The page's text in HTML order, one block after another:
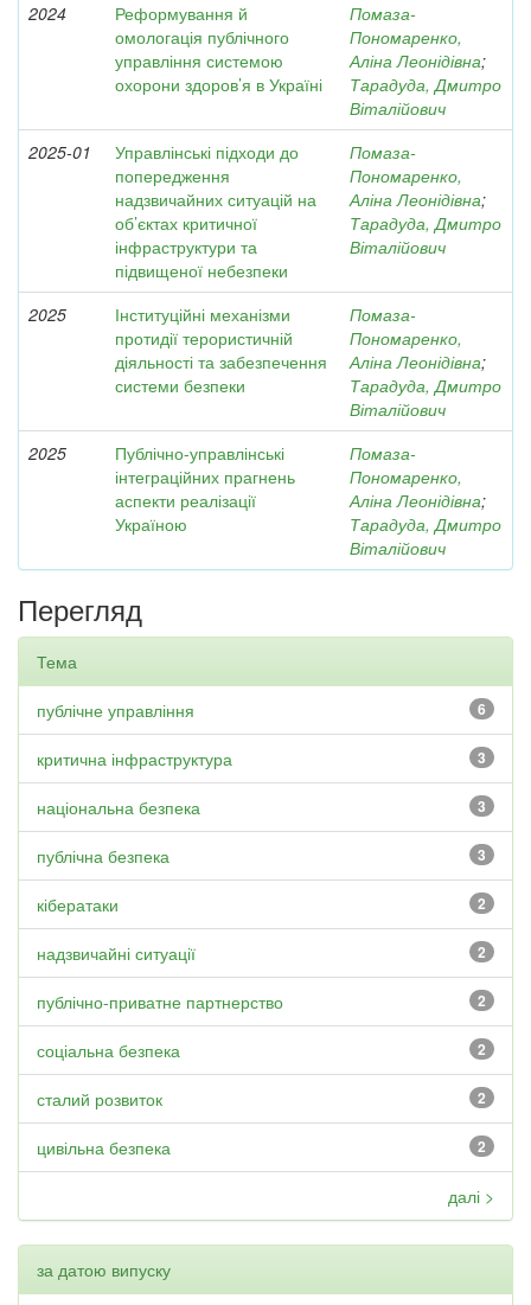
2024
Реформування й
омологація публічного
управління системою
охорони здоров’я в Україні
Помаза-
Пономаренко,
Аліна Леонідівна;
Тарадуда, Дмитро
Віталійович
2025-01
Управлінські підходи до
попередження
надзвичайних ситуацій на
об’єктах критичної
інфраструктури та
підвищеної небезпеки
Помаза-
Пономаренко,
Аліна Леонідівна;
Тарадуда, Дмитро
Віталійович
2025
Інституційні механізми
протидії терористичній
діяльності та забезпечення
системи безпеки
Помаза-
Пономаренко,
Аліна Леонідівна;
Тарадуда, Дмитро
Віталійович
2025
Публічно-управлінські
інтеграційних прагнень
аспекти реалізації
Україною
Помаза-
Пономаренко,
Аліна Леонідівна;
Тарадуда, Дмитро
Віталійович
Перегляд
Тема
6
публічне управління
3
критична інфраструктура
3
національна безпека
3
публічна безпека
2
кібератаки
2
надзвичайні ситуації
2
публічно-приватне партнерство
2
соціальна безпека
2
сталий розвиток
2
цивільна безпека
далі >
за датою випуску